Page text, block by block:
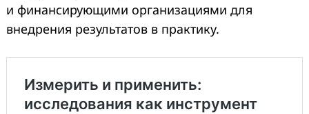
и финансирующими организациями для
внедрения результатов в практику.